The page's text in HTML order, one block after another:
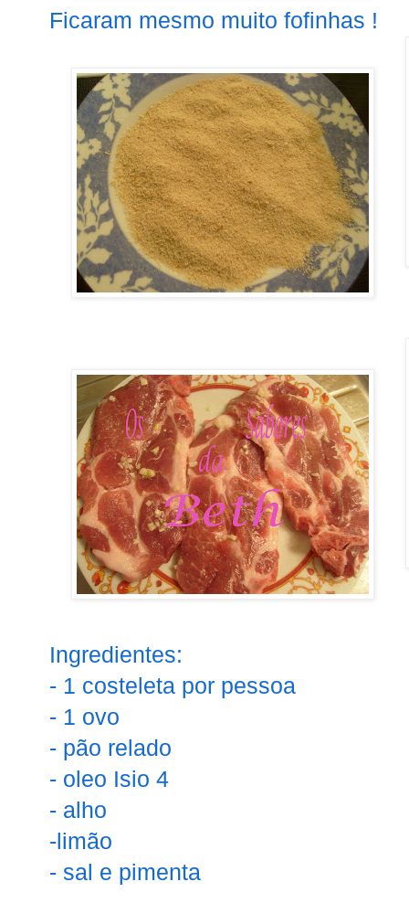
Ficaram mesmo muito fofinhas !
Ingredientes:
- 1 costeleta por pessoa
- 1 ovo
- pão relado
- oleo Isio 4
- alho
-limão
- sal e pimenta